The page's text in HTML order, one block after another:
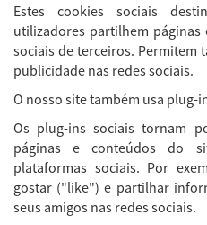
Estes cookies sociais
utilizadores partilhem páginas
sociais de terceiros. Permitem
publicidade nas redes sociais.
O nosso site também usa plug-
Os plug-ins sociais tornam
páginas e conteúdos do
plataformas sociais. Por
gostar ("like") e partilhar
seus amigos nas redes sociais.